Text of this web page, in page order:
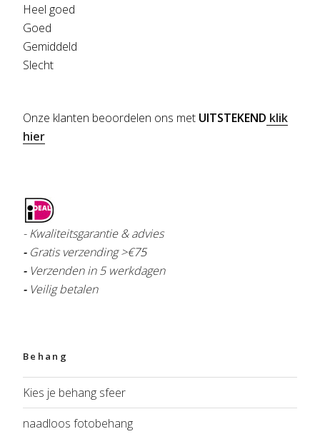
Heel goed
Goed
Gemiddeld
Slecht
Onze klanten beoordelen ons met UITSTEKEND klik
hier
- Kwaliteitsgarantie & advies
- Gratis verzending >€75
- Verzenden in 5 werkdagen
- Veilig betalen
Behang
Kies je behang sfeer
naadloos fotobehang